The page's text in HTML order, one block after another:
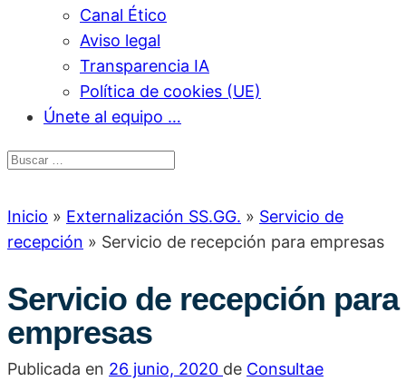
Canal Ético
Aviso legal
Transparencia IA
Política de cookies (UE)
Únete al equipo …
Inicio » Externalización SS.GG. » Servicio de
recepción » Servicio de recepción para empresas
Servicio de recepción para
empresas
Publicada en 26 junio, 2020 de Consultae